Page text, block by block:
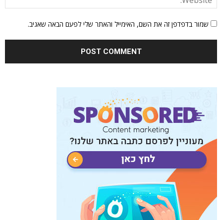
שמור בדפדפן זה את השם, האימייל והאתר שלי לפעם הבאה שאגיב.